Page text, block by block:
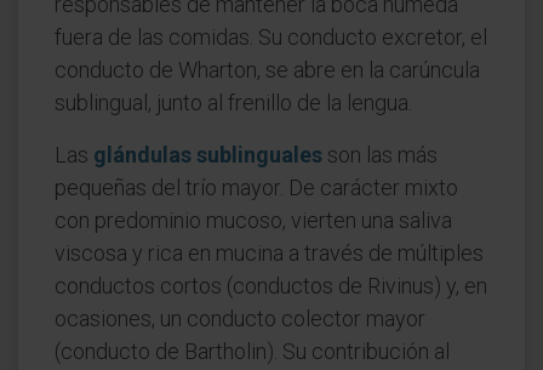
fuera de las comidas. Su conducto excretor, el
conducto de Wharton, se abre en la carúncula
sublingual, junto al frenillo de la lengua.
Las glándulas sublinguales son las más
pequeñas del trío mayor. De carácter mixto
con predominio mucoso, vierten una saliva
viscosa y rica en mucina a través de múltiples
conductos cortos (conductos de Rivinus) y, en
ocasiones, un conducto colector mayor
(conducto de Bartholin). Su contribución al